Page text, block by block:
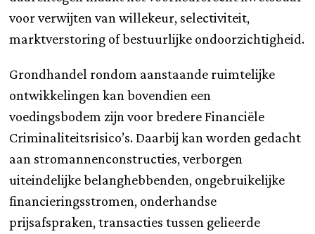
voor verwijten van willekeur, selectiviteit,
marktverstoring of bestuurlijke ondoorzichtigheid.
Grondhandel rondom aanstaande ruimtelijke
ontwikkelingen kan bovendien een
voedingsbodem zijn voor bredere Financiële
Criminaliteitsrisico’s. Daarbij kan worden gedacht
aan stromannenconstructies, verborgen
uiteindelijke belanghebbenden, ongebruikelijke
financieringsstromen, onderhandse
prijsafspraken, transacties tussen gelieerde